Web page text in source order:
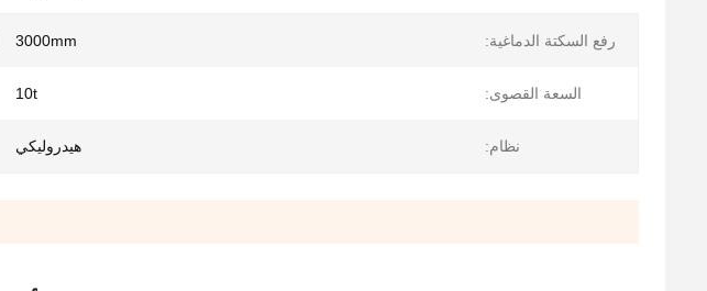
رفع السكتة الدماغية: 3000mm
السعة القصوى: 10t
نظام: هيدروليكي